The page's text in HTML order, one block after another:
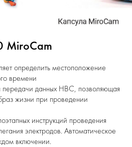
MiroCam
определить местоположение
времени
передачи данных HBC, позволяющая
жизни при проведении
инструкций проведения
электродов. Автоматическое
включении.